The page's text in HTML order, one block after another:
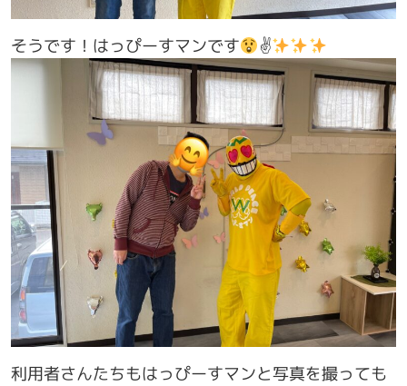
そうです！はっぴーすマンです ✌
利用者さんたちもはっぴーすマンと写真を撮っても